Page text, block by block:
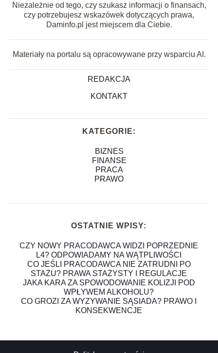
Niezależnie od tego, czy szukasz informacji o finansach,
czy potrzebujesz wskazówek dotyczących prawa,
Daminfo.pl jest miejscem dla Ciebie.
Materiały na portalu są opracowywane przy wsparciu AI.
REDAKCJA
KONTAKT
KATEGORIE:
BIZNES
FINANSE
PRACA
PRAWO
OSTATNIE WPISY:
CZY NOWY PRACODAWCA WIDZI POPRZEDNIE
L4? ODPOWIADAMY NA WĄTPLIWOŚCI
CO JEŚLI PRACODAWCA NIE ZATRUDNI PO
STAŻU? PRAWA STAŻYSTY I REGULACJE
JAKA KARA ZA SPOWODOWANIE KOLIZJI POD
WPŁYWEM ALKOHOLU?
CO GROZI ZA WYZYWANIE SĄSIADA? PRAWO I
KONSEKWENCJE